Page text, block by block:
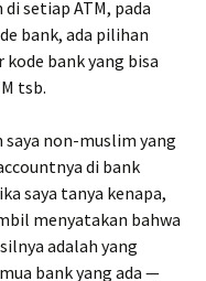
di setiap ATM, pada
bank, ada pilihan
bank yang bisa
tsb.
saya non-muslim yang
di bank
saya tanya kenapa,
menyatakan bahwa
adalah yang
bank yang ada —